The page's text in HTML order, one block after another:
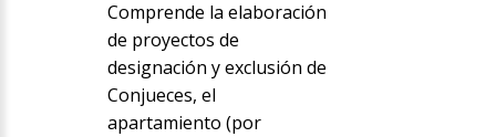
Comprende la elaboración
de proyectos de
designación y exclusión de
Conjueces, el
apartamiento (por